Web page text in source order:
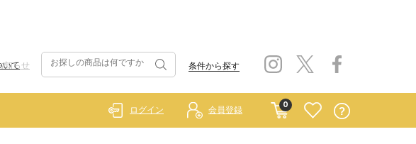
知らせ 条件から探す
0
ログイン 会員登録